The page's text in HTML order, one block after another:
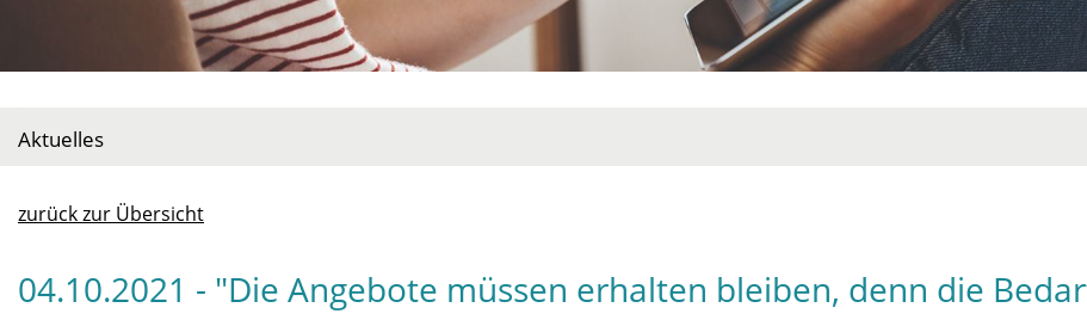
Aktuelles
zurück zur Übersicht
04.10.2021 - "Die Angebote müssen erhalten bleiben, denn die